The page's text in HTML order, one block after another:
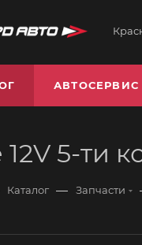
АВТОСЕРВИС
5-ти
Каталог — Запчасти